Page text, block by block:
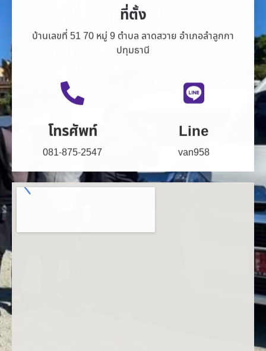
ที่ตั้ง
บ้านเลขที่ 51 70 หมู่ 9 ตำบล ลาดสวาย อำเภอลำลูกกา
ปทุมธานี
โทรศัพท์
081-875-2547
Line
van958